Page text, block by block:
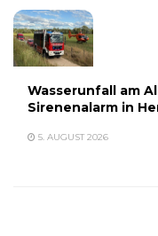
Wasserunfall am
Sirenenalarm in
5. AUGUST 2026